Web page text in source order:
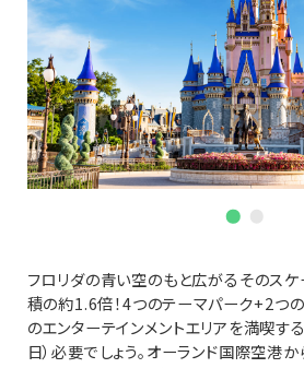
フロリダの青い空のもと広がるそのス
積の約1.6倍！4つのテーマパーク+2つ
のエンターテインメントエリアを満喫す
日）必要でしょう。オーランド国際空港